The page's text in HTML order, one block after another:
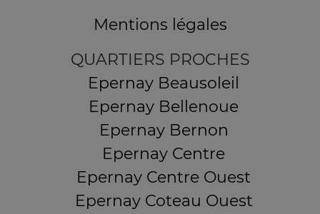
Mentions légales
QUARTIERS PROCHES
Epernay Beausoleil
Epernay Bellenoue
Epernay Bernon
Epernay Centre
Epernay Centre Ouest
Epernay Coteau Ouest